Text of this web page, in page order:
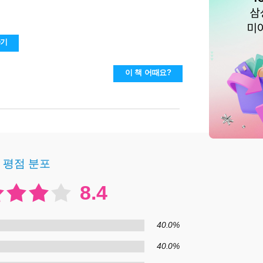
이 책 어때요?
평점 분포
8.4
40.0%
40.0%